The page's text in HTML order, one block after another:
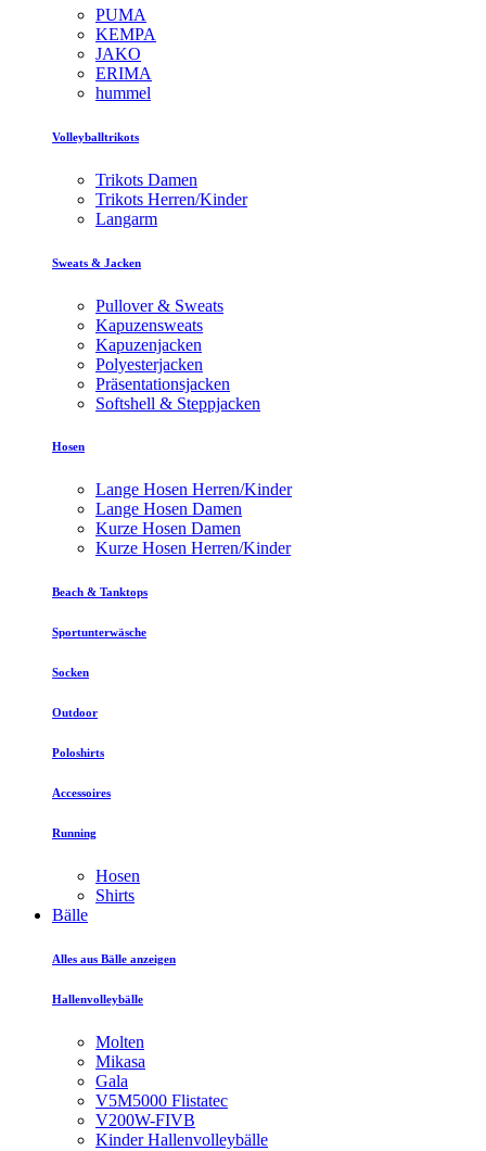
PUMA
KEMPA
JAKO
ERIMA
hummel
Volleyballtrikots
Trikots Damen
Trikots Herren/Kinder
Langarm
Sweats & Jacken
Pullover & Sweats
Kapuzensweats
Kapuzenjacken
Polyesterjacken
Präsentationsjacken
Softshell & Steppjacken
Hosen
Lange Hosen Herren/Kinder
Lange Hosen Damen
Kurze Hosen Damen
Kurze Hosen Herren/Kinder
Beach & Tanktops
Sportunterwäsche
Socken
Outdoor
Poloshirts
Accessoires
Running
Hosen
Shirts
Bälle
Alles aus Bälle anzeigen
Hallenvolleybälle
Molten
Mikasa
Gala
V5M5000 Flistatec
V200W-FIVB
Kinder Hallenvolleybälle